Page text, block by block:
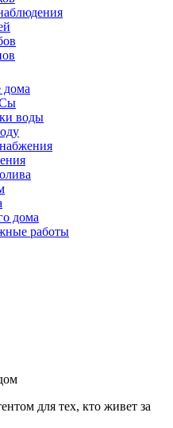
дома
воды
дома
работы
для тех, кто живет за